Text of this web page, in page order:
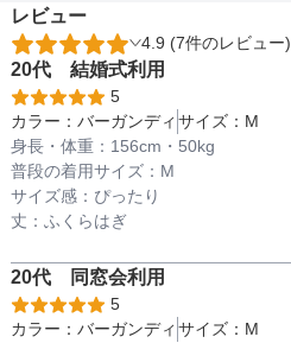
備考
素材
インナー
レビュー
4.9 (7件のレビュー)
20代 結婚式利用
5
カラー： バーガンディ サイズ： M
身長・体重： 156cm・ 50kg
普段の着用サイズ： M
サイズ感： ぴったり
丈： ふくらはぎ
20代 同窓会利用
5
カラー： バーガンディ サイズ： M